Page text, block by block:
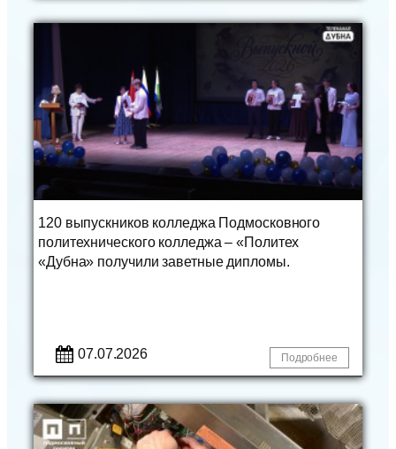
120 выпускников колледжа Подмосковного
политехнического колледжа – «Политех
«Дубна» получили заветные дипломы.
07.07.2026 Подробнее